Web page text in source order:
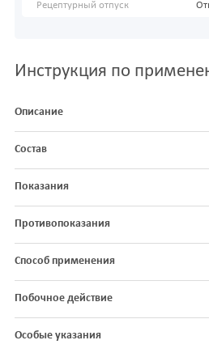
Рецептурный отпуск
Инструкция по
Описание
Состав
Показания
Противопоказания
Способ применения
Побочное действие
Особые указания